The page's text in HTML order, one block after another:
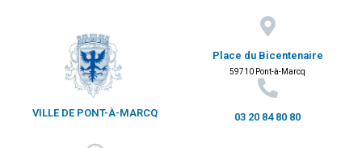
VILLE DE PONT-À-MARCQ
Place du Bicentenaire
59710 Pont-à-Marcq
03 20 84 80 80